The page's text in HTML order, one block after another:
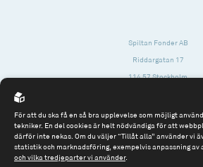
Spiltan Fonder AB
Riddargatan 17
114 57 Stockholm
Tel: 08 - 545 813 40
fonder@spiltanfonder.se
För att du ska få en så bra upplevelse som möjligt
tekniker. En del cookies är helt nödvändiga för att
därför inte nekas. Om du väljer “Tillåt alla” använder vi
statistik och marknadsföring, exempelvis anpassning av
och vilka tredjeparter vi använder.